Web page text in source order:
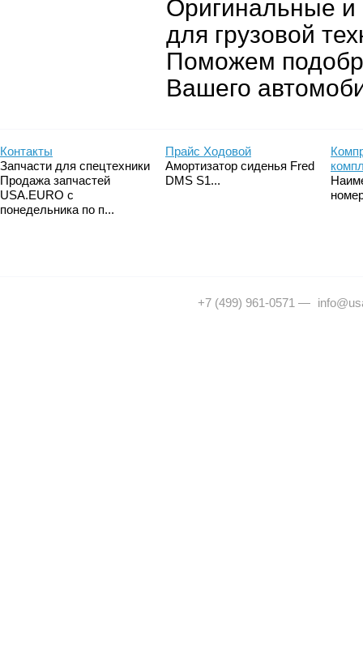
Оригинальные и
для грузовой
Поможем
Вашего
Контакты
Запчасти для спецтехники
Продажа запчастей
USA.EURO с
понедельника по п...
Прайс Ходовой
Амортизатор сиденья Fred
DMS S1...
+7 (499) 961-0571 —